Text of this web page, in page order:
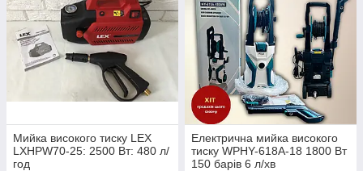
Мийка високого тиску LEX
LXHPW70-25: 2500 Вт: 480 л/
год
Електрична мийка високого
тиску WPHY-618A-18 1800 Вт
150 барів 6 л/хв